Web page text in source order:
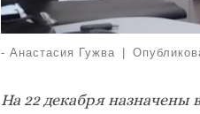
- Анастасия Гужва
На 22 декабря